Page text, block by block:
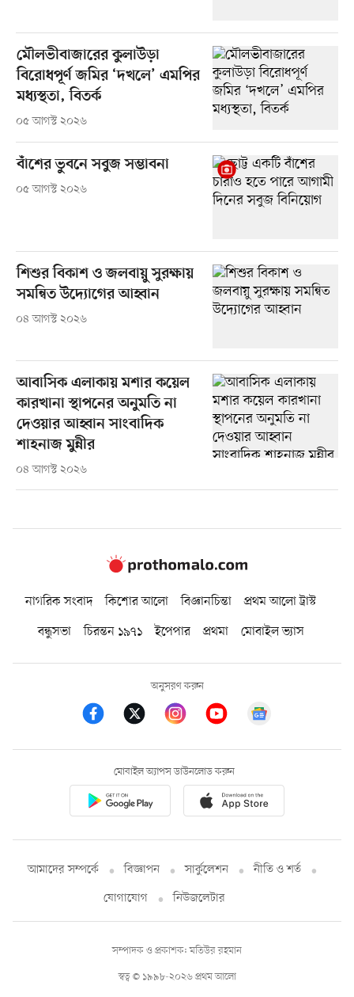
মৌলভীবাজারের কুলাউড়া
বিরোধপূর্ণ জমির ‘দখলে’ এমপির
মধ্যস্থতা, বিতর্ক
০৫ আগস্ট ২০২৬
বাঁশের ভুবনে সবুজ সম্ভাবনা
০৫ আগস্ট ২০২৬
শিশুর বিকাশ ও জলবায়ু সুরক্ষায়
সমন্বিত উদ্যোগের আহ্বান
০৪ আগস্ট ২০২৬
আবাসিক এলাকায় মশার কয়েল
কারখানা স্থাপনের অনুমতি না
দেওয়ার আহ্বান সাংবাদিক
শাহনাজ মুন্নীর
০৪ আগস্ট ২০২৬
নাগরিক সংবাদ কিশোর আলো বিজ্ঞানচিন্তা
প্রথম আলো ট্রাস্ট
বন্ধুসভা
চিরন্তন ১৯৭১ ইপেপার প্রথমা মোবাইল ভ্যাস
অনুসরণ করুন
মোবাইল অ্যাপস ডাউনলোড করুন
আমাদের সম্পর্কে বিজ্ঞাপন সার্কুলেশন
নীতি ও শর্ত
যোগাযোগ
নিউজলেটার
স্বত্ব © ১৯৯৮-২০২৬ প্রথম আলো
সম্পাদক ও প্রকাশক: মতিউর রহমান